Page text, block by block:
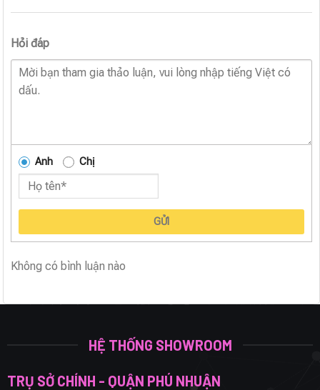
Hỏi đáp
Anh Chị
GỬI
Không có bình luận nào
HỆ THỐNG SHOWROOM
TRỤ SỞ CHÍNH - QUẬN PHÚ NHUẬN